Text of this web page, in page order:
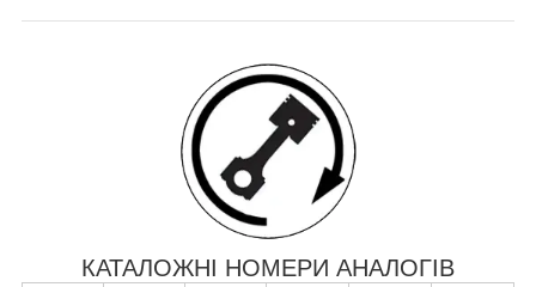
КАТАЛОЖНІ НОМЕРИ АНАЛОГІВ